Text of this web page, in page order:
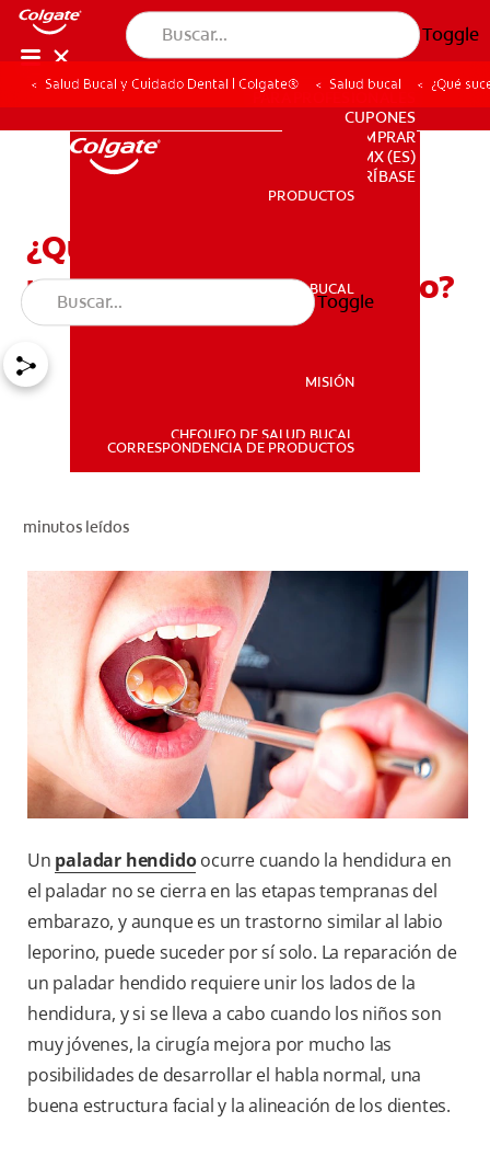
Toggle
PRODUCTOS
SALUD BUCAL
PARA PROFESIONALES
CUPONES
DONDE COMPRAR
MX (ES)
PARA PROFESIONALES
CUPONES
DONDE COMPRAR
MX (ES)
SUSCRÍBASE
PRODUCTOS
SALUD BUCAL
MISIÓN
CHEQUEO DE SALUD BUCAL
CORRESPONDENCIA DE PRODUCTOS
Toggle
Salud Bucal y Cuidado Dental | Colgate® Salud bucal ¿Qué
¿Qué sucede cuando se
repara un paladar hendido?
minutos leídos
Un paladar hendidoocurre cuando la hendidura en
el paladar no se cierra en las etapas tempranas del
embarazo, y aunque es un trastorno similar al labio
leporino, puede suceder por sí solo. La reparación de
un paladar hendido requiere unir los lados de la
hendidura, y si se lleva a cabo cuando los niños son
muy jóvenes, la cirugía mejora por mucho las
posibilidades de desarrollar el habla normal, una
buena estructura facial y la alineación de los dientes.